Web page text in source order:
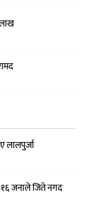
लालपुर्जा
१६ जनाले जिते नगद